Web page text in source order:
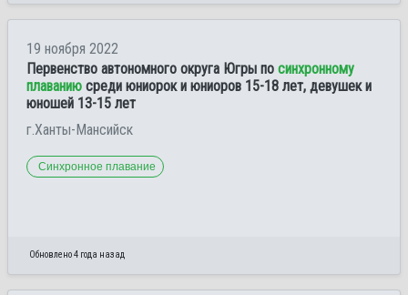
19 ноября 2022
Первенство автономного округа Югры по синхронному
плаванию среди юниорок и юниоров 15-18 лет, девушек и
юношей 13-15 лет
г.Ханты-Мансийск
Синхронное плавание
Обновлено 4 года назад